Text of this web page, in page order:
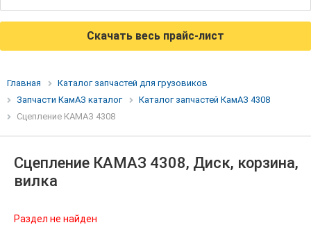
Скачать весь прайс-лист
Главная
Каталог запчастей для грузовиков
Запчасти КамАЗ каталог
Каталог запчастей КамАЗ 4308
Сцепление КАМАЗ 4308
Сцепление КАМАЗ 4308, Диск, корзина,
вилка
Раздел не найден